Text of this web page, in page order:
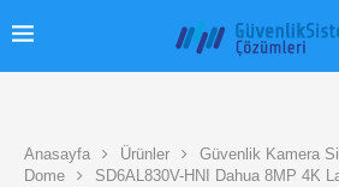
Anasayfa Ürünler Güvenlik Kamera
Dome
SD6AL830V-HNI Dahua 8MP 4K